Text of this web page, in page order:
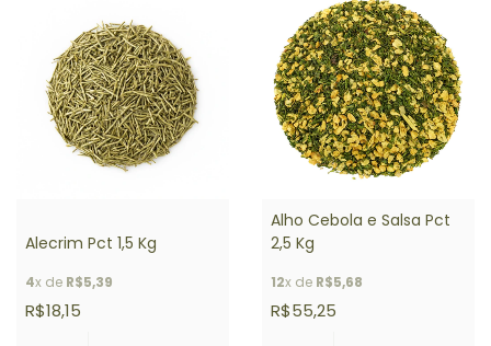
Alecrim Pct 1,5 Kg
4x de R$5,39
R$18,15
Alho Cebola e Salsa Pct
2,5 Kg
12x de R$5,68
R$55,25